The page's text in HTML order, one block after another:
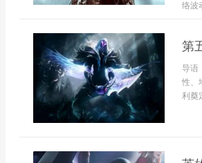
络波
第
导语
性、
利奠